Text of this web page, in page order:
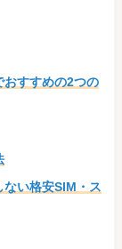
すすめの2つの
い格安SIM・ス